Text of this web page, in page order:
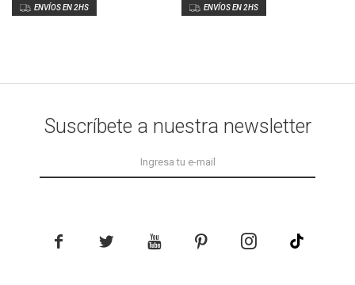
Suscríbete a nuestra newsletter
    